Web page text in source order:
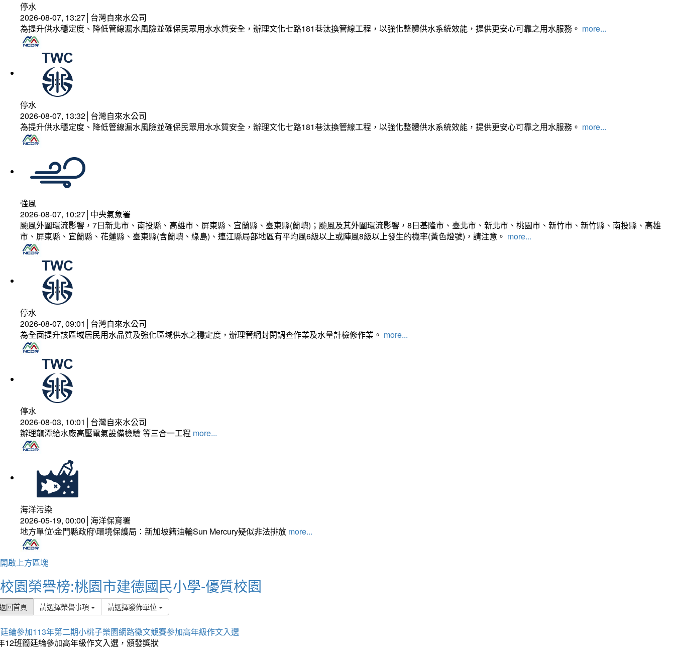
停水
2026-08-07, 13:27│台灣自來水公司
為提升供水穩定度、降低管線漏水風險並確保民眾用水水質安全，辦理文化七路181巷汰換管線工程，以強化整體供水系統效能，提供更安心可靠之用水服務。 more...
停水
2026-08-07, 13:32│台灣自來水公司
為提升供水穩定度、降低管線漏水風險並確保民眾用水水質安全，辦理文化七路181巷汰換管線工程，以強化整體供水系統效能，提供更安心可靠之用水服務。 more...
強風
2026-08-07, 10:27│中央氣象署
颱風外圍環流影響，7日新北市、南投縣、高雄市、屏東縣、宜蘭縣、臺東縣(蘭嶼)；颱風及其外圍環流影響，8日基隆市、臺北市、新北市、桃園市、新竹市、新竹縣、南投縣、高雄
市、屏東縣、宜蘭縣、花蓮縣、臺東縣(含蘭嶼、綠島)、連江縣局部地區有平均風6級以上或陣風8級以上發生的機率(黃色燈號)，請注意。 more...
停水
2026-08-07, 09:01│台灣自來水公司
為全面提升該區域居民用水品質及強化區域供水之穩定度，辦理管網封閉調查作業及水量計檢修作業。 more...
停水
2026-08-03, 10:01│台灣自來水公司
辦理龍潭給水廠高壓電氣設備檢驗 等三合一工程 more...
海洋污染
2026-05-19, 00:00│海洋保育署
地方單位\金門縣政府\環境保護局：新加坡籍油輪Sun Mercury疑似非法排放 more...
開啟上方區塊
校園榮譽榜:桃園市建德國民小學-優質校園
回首頁 請選擇榮譽事項 請選擇發佈單位
綸參加113年第二期小桃子樂園網路徵文競賽參加高年級作文入選
12班簡廷綸參加高年級作文入選，頒發獎狀